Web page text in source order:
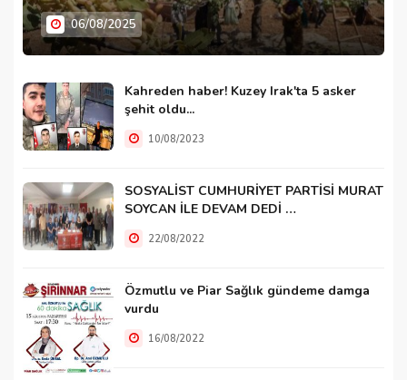
06/08/2025
Kahreden haber! Kuzey Irak'ta 5 asker
şehit oldu...
10/08/2023
SOSYALİST CUMHURİYET PARTİSİ MURAT
SOYCAN İLE DEVAM DEDİ …
22/08/2022
Özmutlu ve Piar Sağlık gündeme damga
vurdu
16/08/2022